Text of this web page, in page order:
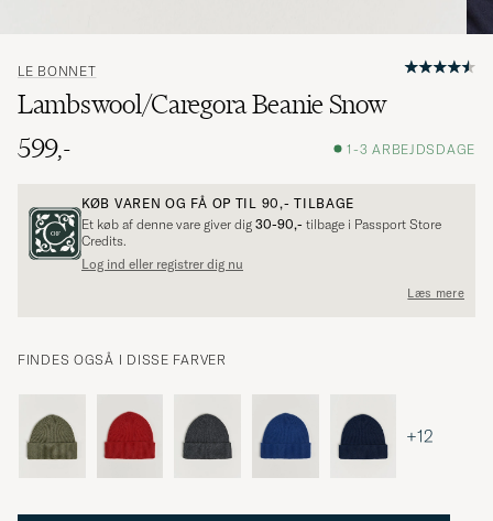
LE BONNET
Lambswool/Caregora Beanie Snow
599,-
1-3 ARBEJDSDAGE
KØB VAREN OG FÅ OP TIL 90,- TILBAGE
Et køb af denne vare giver dig 30-90,- tilbage i Passport Store
Credits.
Log ind eller registrer dig nu
Læs mere
FINDES OGSÅ I DISSE FARVER
+12